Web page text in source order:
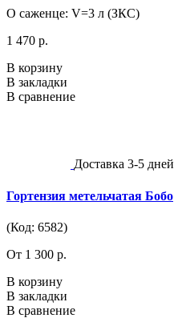
О саженце: V=3 л (ЗКС)
1 470 р.
В корзину
В закладки
В сравнение
Доставка 3-5 дней
Гортензия метельчатая Бобо
(Код: 6582)
От 1 300 р.
В корзину
В закладки
В сравнение